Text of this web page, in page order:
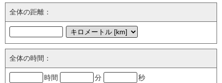
全体の距離：
全体の時間：
時間 分 秒